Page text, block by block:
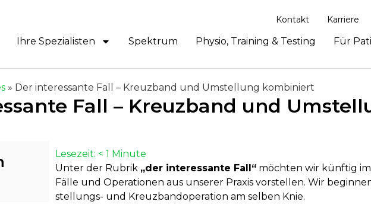
Kontakt Karriere
Ihre Spezialisten Spektrum Physio, Training & Testing Für
» Der interessante Fall – Kreuzband und Umstellung kombiniert
Fall – Kreuzband und
Lesezeit: < 1 Minute
Unter der Rubrik „der interessante Fall“möchten wir künftig
Fälle und Operatio­nen aus unserer Praxis vor­stellen. Wir
stellungs- und Kreuz­band­operation am selben Knie.